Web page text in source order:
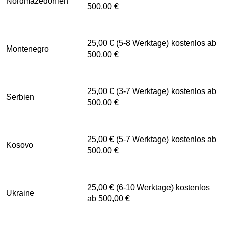
500,00 €
Montenegro
25,00 € (5-8 Werktage) kostenlos ab
500,00 €
Serbien
25,00 € (3-7 Werktage) kostenlos ab
500,00 €
Kosovo
25,00 € (5-7 Werktage) kostenlos ab
500,00 €
Ukraine
25,00 € (6-10 Werktage) kostenlos
ab 500,00 €